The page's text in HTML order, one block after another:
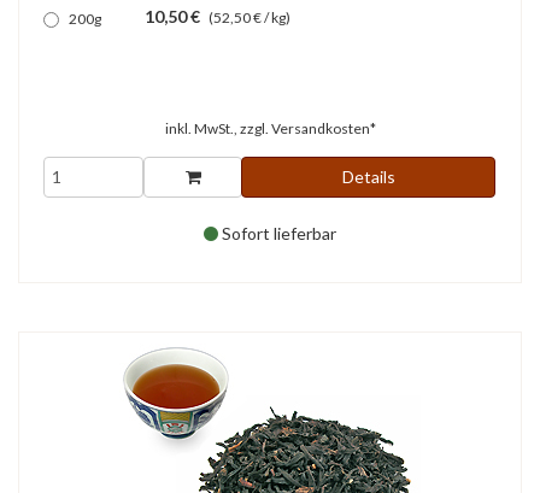
200g
10,50 € (52,50 € / kg)
inkl. MwSt., zzgl. Versandkosten*
Details
Sofort lieferbar